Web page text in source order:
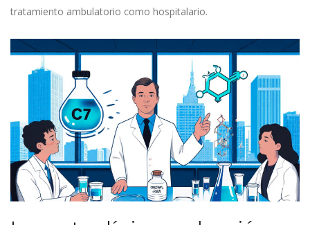
tratamiento ambulatorio como hospitalario.